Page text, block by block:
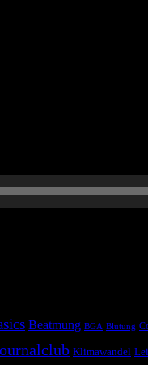
Beatmung BGA Blutung
Klimawandel